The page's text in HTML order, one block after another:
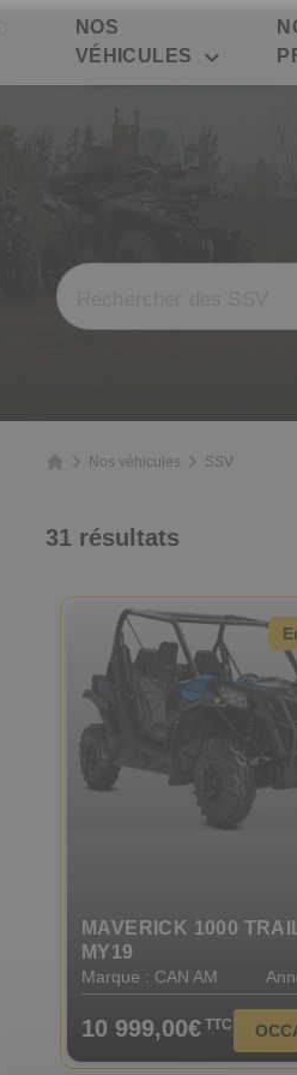
NOS
VÉHICULES
expand_more
Nos véhicules SSV
31 résultats
MAVERICK 1000
MY19
Marque : CAN AM
10 999,00€TTC